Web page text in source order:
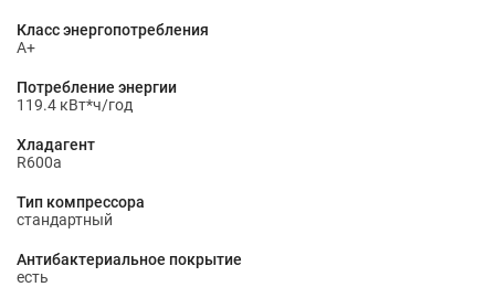
Класс энергопотребления
A+
Потребление энергии
119.4 кВт*ч/год
Хладагент
R600a
Тип компрессора
стандартный
Антибактериальное покрытие
есть